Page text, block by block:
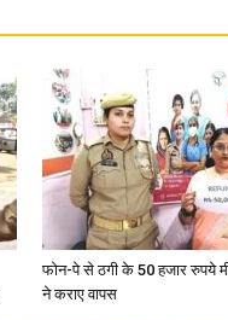
फोन-पे से ठगी के 50 हजार रुपये
ने कराए वापस